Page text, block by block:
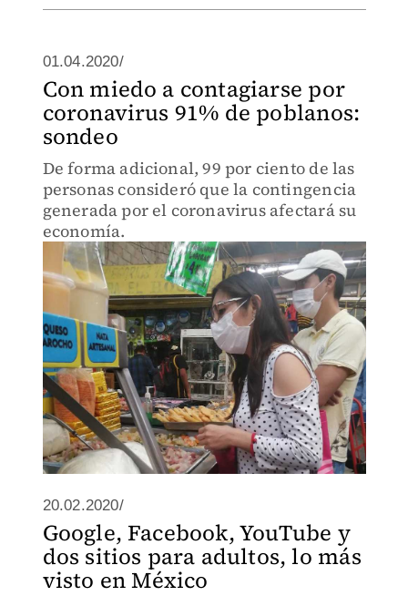
01.04.2020/
Con miedo a contagiarse por
coronavirus 91% de poblanos:
sondeo
De forma adicional, 99 por ciento de las
personas consideró que la contingencia
generada por el coronavirus afectará su
economía.
20.02.2020/
Google, Facebook, YouTube y
dos sitios para adultos, lo más
visto en México